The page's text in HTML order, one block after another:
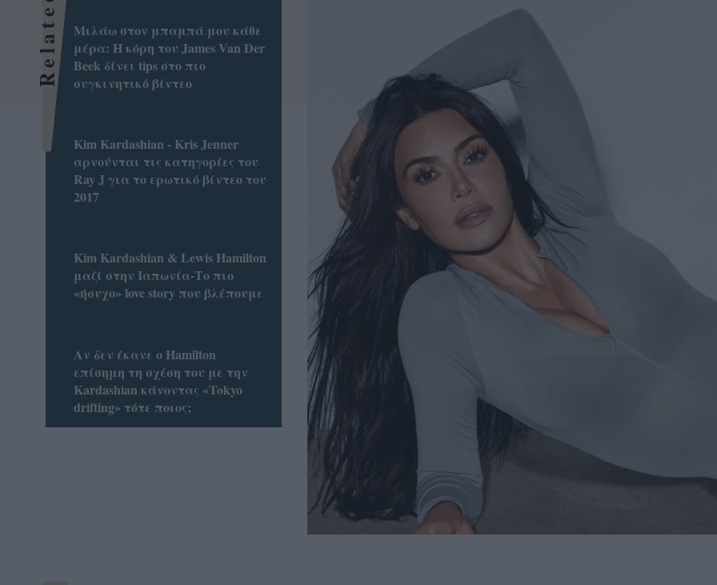
Related
Μιλάω στον μπαμπά μου κάθε
μέρα: Η κόρη του James Van Der
Beek δίνει tips στο πιο
συγκινητικό βίντεο
Kim Kardashian - Kris Jenner
αρνούνται τις κατηγορίες του
Ray J για το ερωτικό βίντεο του
2017
Kim Kardashian & Lewis Hamilton
μαζί στην Ιαπωνία-Το πιο
«ήσυχο» love story που βλέπουμε
Αν δεν έκανε o Hamilton
επίσημη τη σχέση του με την
Kardashian κάνοντας «Tokyo
drifting» τότε ποιος;